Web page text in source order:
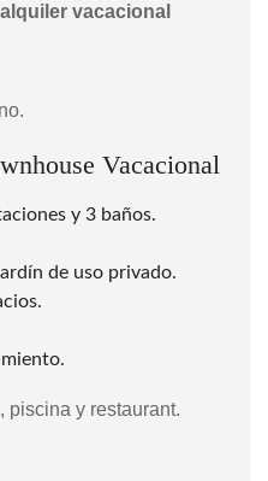
vacacional
Vacacional
y 3 baños.
de uso privado.
piscina y restaurant.